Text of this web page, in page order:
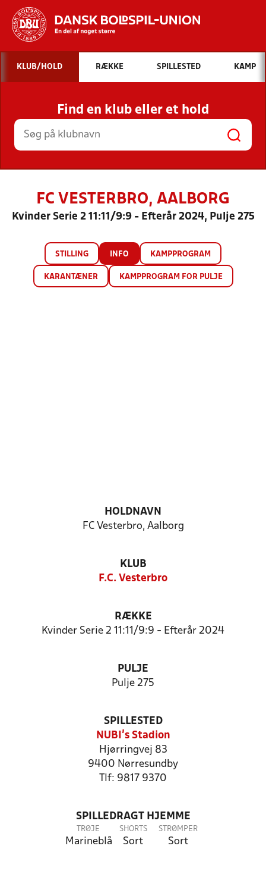
Hvad vil du søge efter?
INDHOLD OG NYHEDER
STILLINGER, RESULTATER, KLUBBER OG
HOLD
KLUB/HOLD RÆKKE SPILLESTED KAMP
Find en klub eller et hold
FC VESTERBRO, AALBORG
Kvinder Serie 2 11:11/9:9 - Efterår 2024, Pulje 275
STILLING INFO KAMPPROGRAM
KARANTÆNER KAMPPROGRAM FOR PULJE
HOLDNAVN
FC Vesterbro, Aalborg
KLUB
F.C. Vesterbro
RÆKKE
Kvinder Serie 2 11:11/9:9 - Efterår 2024
PULJE
Pulje 275
SPILLESTED
NUBI's Stadion
Hjørringvej 83
9400 Nørresundby
Tlf: 9817 9370
SPILLEDRAGT HJEMME
TRØJE
Marineblå
SHORTS
Sort
STRØMPER
Sort